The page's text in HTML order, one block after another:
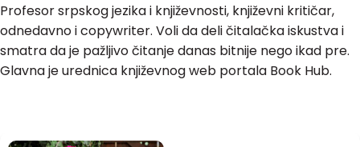
Profesor srpskog jezika i književnosti, književni kritičar,
odnedavno i copywriter. Voli da deli čitalačka iskustva i
smatra da je pažljivo čitanje danas bitnije nego ikad pre.
Glavna je urednica književnog web portala Book Hub.